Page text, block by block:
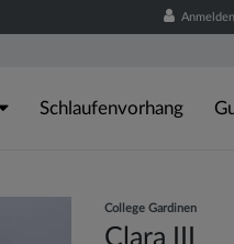
Anmelden
Schlaufenvorhang
College Gardinen
Clara III